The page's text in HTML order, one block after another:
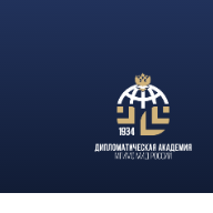
принял участие в
академии